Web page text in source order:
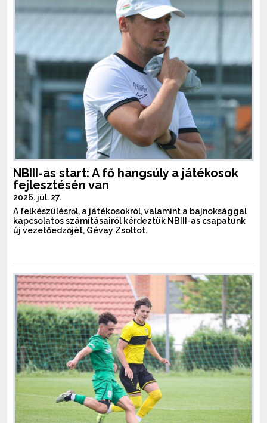
NBIII-as start: A fő hangsúly a játékosok
fejlesztésén van
2026. júl. 27.
A felkészülésről, a játékosokról, valamint a bajnoksággal
kapcsolatos számításairól kérdeztük NBIII-as csapatunk
új vezetőedzőjét, Gévay Zsoltot.